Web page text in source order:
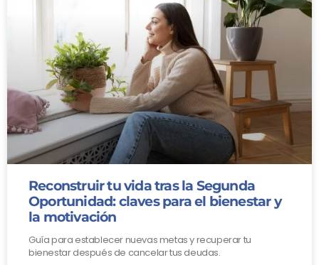
Reconstruir tu vida tras la Segunda
Oportunidad: claves para el bienestar y
la motivación
Guía para establecer nuevas metas y recuperar tu
bienestar después de cancelar tus deudas.